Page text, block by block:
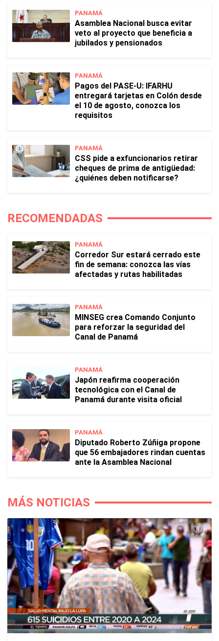
PANAMÁ
Asamblea Nacional busca evitar
veto al proyecto que beneficia a
jubilados y pensionados
PANAMÁ
Pagos del PASE-U: IFARHU
entregará tarjetas en Colón desde
el 10 de agosto, conozca los
requisitos
PANAMÁ
CSS pide a exfuncionarios retirar
cheques de prima de antigüedad:
¿quiénes deben notificarse?
RECOMENDADAS
PANAMÁ
Corredor Sur estará cerrado este
fin de semana: conozca las vías
afectadas y rutas habilitadas
PANAMÁ
MINSEG crea Comando Conjunto
para reforzar la seguridad del
Canal de Panamá
PANAMÁ
Japón reafirma cooperación
tecnológica con el Canal de
Panamá durante visita oficial
PANAMÁ
Diputado Roberto Zúñiga propone
que 56 embajadores rindan cuentas
ante la Asamblea Nacional
MÁS NOTICIAS